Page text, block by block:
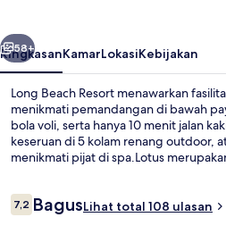
Berikutnya
58+
RingkasanKamarLokasiKebijakan
Long Beach Resort menawarkan
menikmati pemandangan di bawah
bola voli, serta hanya 10 menit jalan
keseruan di 5 kolam renang outdoor,
menikmati pijat di spa.Lotus
lapangan tenis indoor, kasino, dan
Ulasan
7,27,2 dari 10
BagusLihat total 108 ulasan